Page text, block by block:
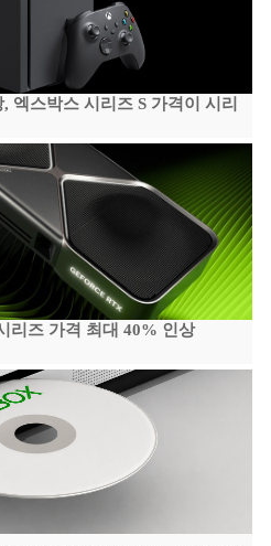
엑스박스 시리즈 S 가격이 시리
리즈 가격 최대 40% 인상